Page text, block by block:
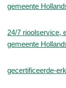
gemeente
24/7 rioolservice,
gemeente
gecertificeerde-